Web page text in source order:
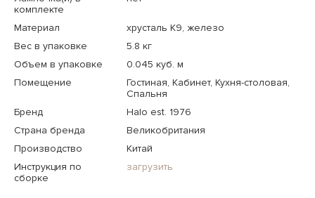
комплекте
Материал
хрусталь K9, железо
Вес в упаковке
5.8 кг
Объем в упаковке
0.045 куб. м
Помещение
Гостиная, Кабинет, Кухня-столовая,
Спальня
Бренд
Halo est. 1976
Страна бренда
Великобритания
Производство
Китай
Инструкция по
сборке
загрузить